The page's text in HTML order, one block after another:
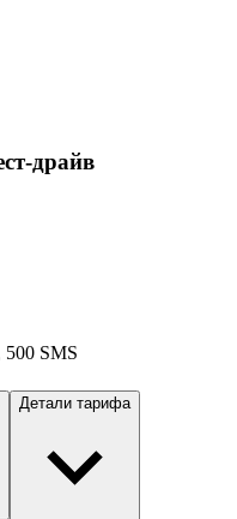
драйв
500 SMS
Детали тарифа